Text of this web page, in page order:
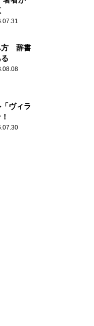
方 辞書
ヴィラ